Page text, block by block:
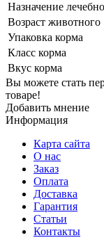
Назначение
Возраст животного
Упаковка корма
Класс корма
Вкус корма
Вы можете стать
товаре!
Добавить мнение
Информация
Карта сайта
О нас
Заказ
Оплата
Доставка
Гарантия
Статьи
Контакты